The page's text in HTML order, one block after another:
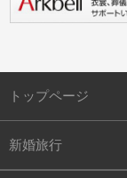
トップページ
新婚旅行